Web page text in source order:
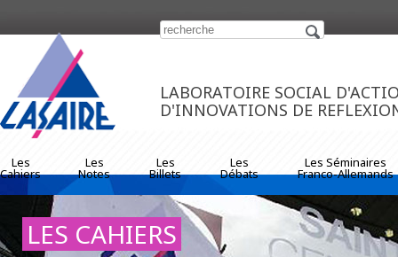
https://www.traditionrolex.com/33
LABORATOIRE SOCIAL
D'INNOVATIONS DE
Les
Cahiers
Les
Notes
Les
Billets
Les
Débats
Les Séminaires
Franco-Allemands
LES CAHIERS